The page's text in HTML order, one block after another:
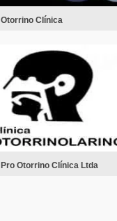
Otorrino Clínica
Pro Otorrino Clínica Ltda